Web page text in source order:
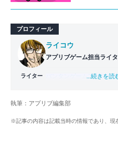
プロフィール
ライター
ライコウ
アプリブゲーム担当ライ
バンタンゲームアカデミー
ゲームだけでも1,000本以
くして面白さを引き出し
...続きを読
執筆：アプリブ編集部
※記事の内容は記載当時の情報であり、現